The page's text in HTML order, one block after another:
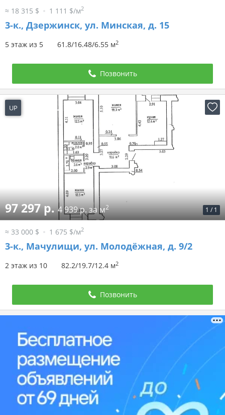
≈ 18 315 $ 1 111 $/м2
3-к., Дзержинск, ул. Минская, д. 15
5 этаж из 5 61.8/16.48/6.55 м2
Позвонить
UP 4 дня назад
1 / 1
97 297 р.4 939 р. за м2
≈ 33 000 $ 1 675 $/м2
3-к., Мачулищи, ул. Молодёжная, д. 9/2
2 этаж из 10 82.2/19.7/12.4 м2
Позвонить